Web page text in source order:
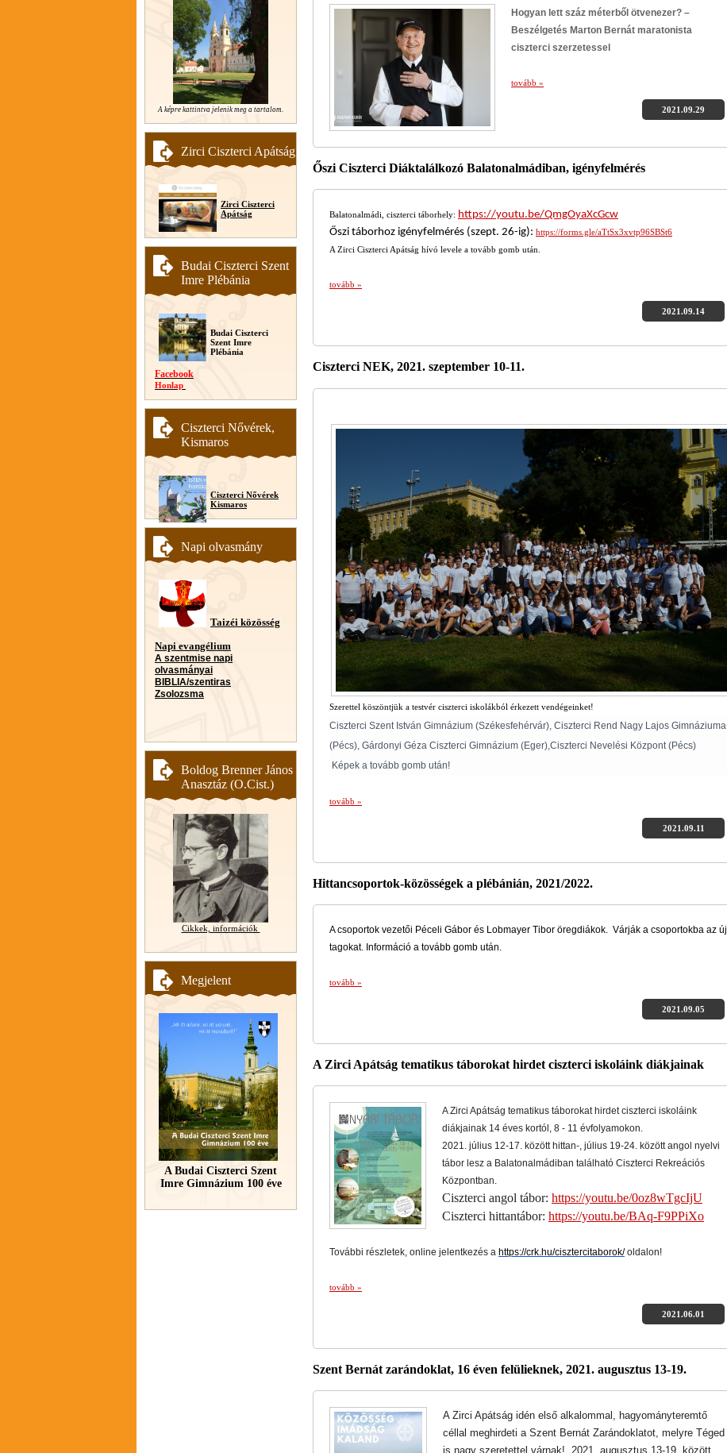
A képre kattintva jelenik meg a tartalom.
Zirci Ciszterci Apátság
Zirci Ciszterci
Apátság
Budai Ciszterci Szent
Imre Plébánia
Budai Ciszterci
Szent Imre
Plébánia
Facebook
Honlap
Ciszterci Nővérek,
Kismaros
Ciszterci Nővérek
Kismaros
Napi olvasmány
Taizéi közösség
Napi evangélium
A szentmise napi
olvasmányai
BIBLIA/szentiras
Zsolozsma
Boldog Brenner János
Anasztáz (O.Cist.)
Cikkek, információk
Megjelent
A Budai Ciszterci Szent
Imre Gimnázium 100 éve
Hogyan lett száz méterből ötvenezer? –
Beszélgetés Marton Bernát maratonista
ciszterci szerzetessel
tovább »
2021.09.29
Őszi Ciszterci Diáktalálkozó Balatonalmádiban, igényfelmérés
Balatonalmádi, ciszterci táborhely: https://youtu.be/QmgOyaXcGcw
Őszi táborhoz igényfelmérés (szept. 26-ig): https://forms.gle/aTtSx3xvtp96SBSt6
A Zirci Ciszterci Apátság hívó levele a tovább gomb után.
tovább »
2021.09.14
Ciszterci NEK, 2021. szeptember 10-11.
Szerettel köszöntjük a testvér ciszterci iskolákból érkezett vendégeinket!
Ciszterci Szent István Gimnázium (Székesfehérvár), Ciszterci Rend Nagy Lajos Gimnáziuma
(Pécs), Gárdonyi Géza Ciszterci Gimnázium (Eger),Ciszterci Nevelési Központ (Pécs)
Képek a tovább gomb után!
tovább »
2021.09.11
Hittancsoportok-közösségek a plébánián, 2021/2022.
A csoportok vezetői Péceli Gábor és Lobmayer Tibor öregdiákok. Várják a csoportokba az új
tagokat. Információ a tovább gomb után.
tovább »
2021.09.05
A Zirci Apátság tematikus táborokat hirdet ciszterci iskoláink diákjainak
A Zirci Apátság tematikus táborokat hirdet ciszterci iskoláink
diákjainak 14 éves kortól, 8 - 11 évfolyamokon.
2021. július 12-17. között hittan-, július 19-24. között angol nyelvi
tábor lesz a Balatonalmádiban található Ciszterci Rekreációs
Központban.
Ciszterci angol tábor: https://youtu.be/0oz8wTgcIjU
Ciszterci hittantábor: https://youtu.be/BAq-F9PPiXo
További részletek, online jelentkezés a https://crk.hu/cisztercitaborok/oldalon!
tovább »
2021.06.01
Szent Bernát zarándoklat, 16 éven felülieknek, 2021. augusztus 13-19.
A Zirci Apátság idén első alkalommal, hagyományteremtő
céllal meghirdeti a Szent Bernát Zarándoklatot, melyre Téged
is nagy szeretettel várnak!
2021. augusztus 13-19. között